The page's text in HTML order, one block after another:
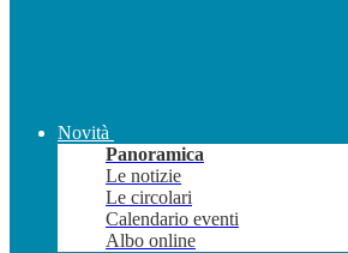
Novità
Panoramica
Le notizie
Le circolari
Calendario eventi
Albo online